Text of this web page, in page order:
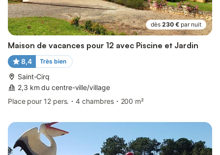
dès 230 € par nuit
Maison de vacances pour 12 avec Piscine et Jardin
8,4 Très bien
Saint-Cirq
2,3 km du centre-ville/village
Place pour 12 pers.
4 chambres 200 m²